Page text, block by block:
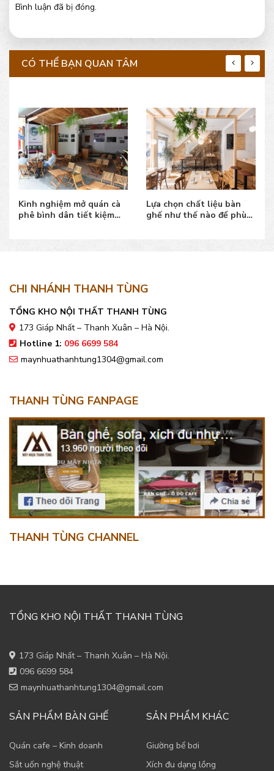
Bình luận đã bị đóng.
CÓ THỂ BẠN QUAN TÂM
Kinh nghiệm mở quán cà
phê bình dân tiết kiệm
Lựa chọn chất liệu bàn
ghế như thế nào để phù
CHI NHÁNH THANH TÙNG
TỔNG KHO NỘI THẤT THANH TÙNG
173 Giáp Nhất – Thanh Xuân – Hà Nội.
Hotline 1: 096 6699 584
maynhuathanhtung1304@gmail.com
THANH TÙNG FANPAGE
THANH TÙNG CHANNEL
TỔNG KHO NỘI THẤT THANH TÙNG
173 Giáp Nhất – Thanh Xuân – Hà Nội.
096 6699 584
maynhuathanhtung1304@gmail.com
SẢN PHẨM BÀN GHẾ
Quán cafe – Kinh doanh
Sắt uốn nghệ thuật
SẢN PHẨM KHÁC
Giường bể bơi
Xích đu dạng lồng